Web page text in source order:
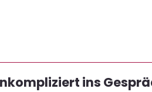
ins